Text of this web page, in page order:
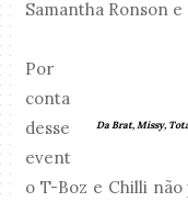
Samantha Ronson
Da Brat, Missy,
Por
conta
desse
event
o T-Boz e Chilli